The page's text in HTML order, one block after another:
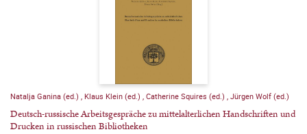
Natalja Ganina (ed.) , Klaus Klein (ed.) , Catherine Squires (ed.) , Jürgen Wolf (ed.)
Deutsch-russische Arbeitsgespräche zu mittelalterlichen Handschriften und
Drucken in russischen Bibliotheken